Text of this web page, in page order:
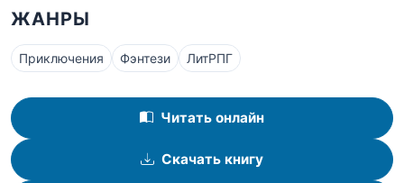
ЖАНРЫ
Приключения Фэнтези ЛитРПГ
Читать онлайн
Скачать книгу